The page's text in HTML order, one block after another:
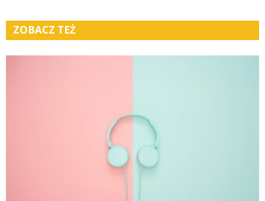
ZOBACZ TEŻ